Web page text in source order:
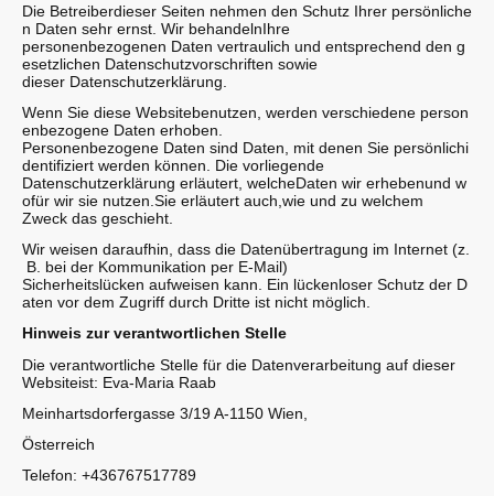
Die Betreiberdieser Seiten nehmen den Schutz Ihrer persönliche
n Daten sehr ernst. Wir behandelnIhre
personenbezogenen Daten vertraulich und entsprechend den g
esetzlichen Datenschutzvorschriften sowie
dieser Datenschutzerklärung.
Wenn Sie diese Websitebenutzen, werden verschiedene person
enbezogene Daten erhoben.
Personenbezogene Daten sind Daten, mit denen Sie persönlichi
dentifiziert werden können. Die vorliegende
Datenschutzerklärung erläutert, welcheDaten wir erhebenund w
ofür wir sie nutzen.Sie erläutert auch,wie und zu welchem
Zweck das geschieht.
Wir weisen daraufhin, dass die Datenübertragung im Internet (z.
B. bei der Kommunikation per E-Mail)
Sicherheitslücken aufweisen kann. Ein lückenloser Schutz der D
aten vor dem Zugriff durch Dritte ist nicht möglich.
Hinweis zur verantwortlichen Stelle
Die verantwortliche Stelle für die Datenverarbeitung auf dieser
Websiteist: Eva-Maria Raab
Meinhartsdorfergasse 3/19 A-1150 Wien,
Österreich
Telefon: +436767517789